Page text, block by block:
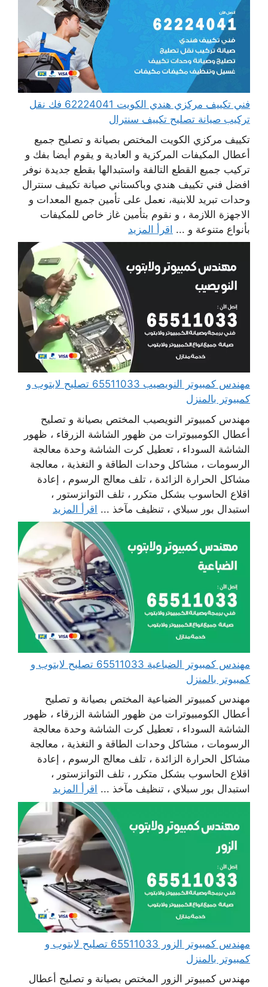
فني تكييف مركزي هندي الكويت 62224041 فك نقل
تركيب صيانة تصليح تكييف سنترال
تكييف مركزي الكويت المختص بصيانة و تصليح جميع
أعطال المكيفات المركزية و العادية و يقوم أيضا بفك و
تركيب جميع القطع التالفة واستبدالها بقطع جديدة نوفر
افضل فني تكييف هندي وباكستاني صيانة تكييف سنترال
وحدات تبريد للابنية، نعمل على تأمين جميع المعدات و
الاجهزة اللازمة ، و نقوم بتأمين غاز خاص للمكيفات
بأنواع متنوعة و ... اقرأ المزيد
مهندس كمبيوتر النويصيب 65511033 تصليح لابتوب و
كمبيوتر بالمنزل
مهندس كمبيوتر النويصيب المختص بصيانة و تصليح
أعطال الكومبيوترات من ظهور الشاشة الزرقاء ، ظهور
الشاشة السوداء ، تعطيل كرت الشاشة وحدة معالجة
الرسومات ، مشاكل وحدات الطاقة و التغذية ، معالجة
مشاكل الحرارة الزائدة ، تلف معالج الرسوم ، إعادة
اقلاع الحاسوب بشكل متكرر ، تلف التوانزستور ،
استبدال بور سبلاي ، تنظيف مآخذ ... اقرأ المزيد
مهندس كمبيوتر الضباعية 65511033 تصليح لابتوب و
كمبيوتر بالمنزل
مهندس كمبيوتر الضباعية المختص بصيانة و تصليح
أعطال الكومبيوترات من ظهور الشاشة الزرقاء ، ظهور
الشاشة السوداء ، تعطيل كرت الشاشة وحدة معالجة
الرسومات ، مشاكل وحدات الطاقة و التغذية ، معالجة
مشاكل الحرارة الزائدة ، تلف معالج الرسوم ، إعادة
اقلاع الحاسوب بشكل متكرر ، تلف التوانزستور ،
استبدال بور سبلاي ، تنظيف مآخذ ... اقرأ المزيد
مهندس كمبيوتر الزور 65511033 تصليح لابتوب و
كمبيوتر بالمنزل
مهندس كمبيوتر الزور المختص بصيانة و تصليح أعطال